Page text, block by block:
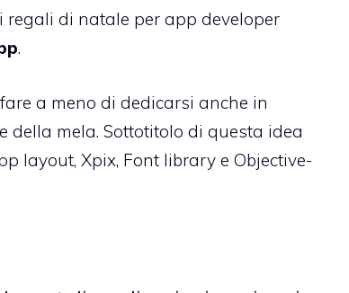
di natale per app developer
.
a meno di dedicarsi anche in
della mela. Sottotitolo di questa idea
layout, Xpix, Font library e Objective-